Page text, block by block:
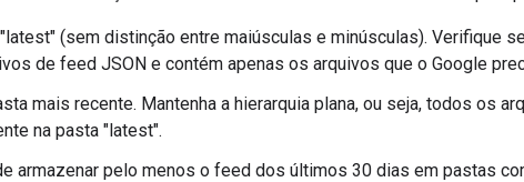
"latest" (sem distinção entre maiúsculas e minúsculas). Verifique
de feed JSON e contém apenas os arquivos que o Google
mais recente. Mantenha a hierarquia plana, ou seja, todos os
na pasta "latest".
armazenar pelo menos o feed dos últimos 30 dias em pastas